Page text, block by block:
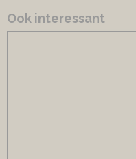
Ook interessant